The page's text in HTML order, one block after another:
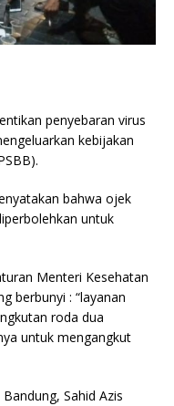
penyebaran virus
kebijakan
bahwa ojek
untuk
Menteri Kesehatan
berbunyi : “layanan
roda dua
untuk mengangkut
Sahid Azis